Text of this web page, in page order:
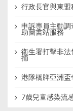
行政長官與東盟
申訴專員主動
助圖書站服務
衞生署打擊非
捕
港隊橋牌亞洲盃
7歲兒童感染流